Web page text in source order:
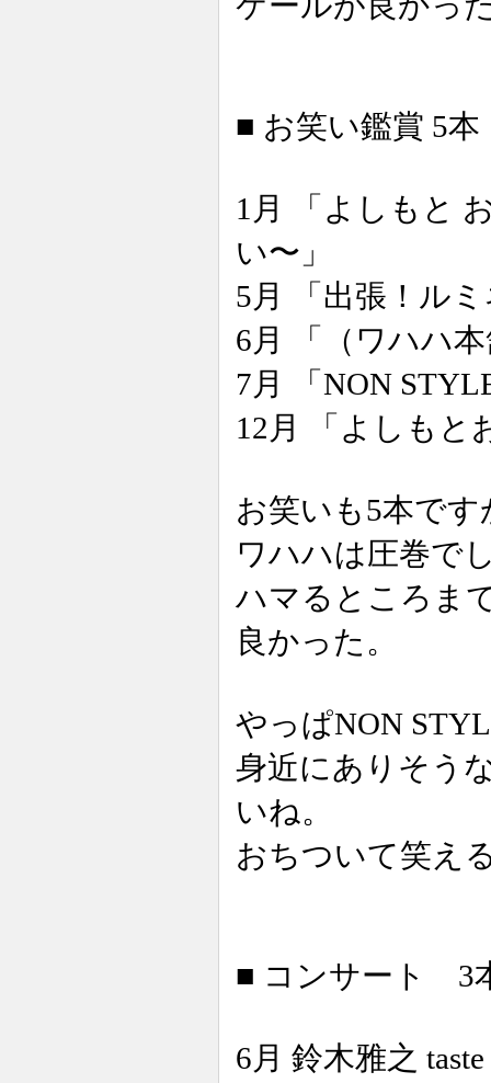
■ お笑い鑑賞 5本
1月 「よしもと
い〜」
5月 「出張！ル
6月 「（ワハハ
7月 「NON
12月 「よしもと
お笑いも5本で
ワハハは圧巻で
ハマるところま
良かった。
やっぱNON
身近にありそう
いね。
おちついて笑え
■ コンサート 3
6月 鈴木雅之